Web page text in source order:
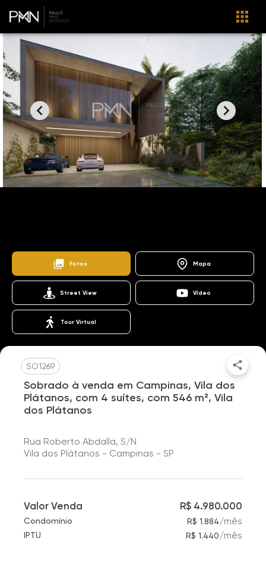
Fotos Mapa
Street View Vídeo
Tour Virtual
SO1269
Sobrado à venda em Campinas, Vila dos
Plátanos, com 4 suítes, com 546 m², Vila
dos Plátanos
Rua Roberto Abdalla, S/N
Vila dos Plátanos - Campinas - SP
Valor Venda R$ 4.980.000
Condomínio R$ 1.884/mês
IPTU R$ 1.440/mês